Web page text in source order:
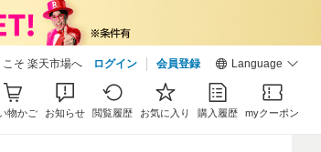
こそ 楽天市場へ ログイン 会員登録 Language
物かご お知らせ 閲覧履歴 お気に入り 購入履歴 myクーポン